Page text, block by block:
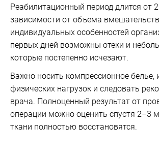
Реабилитационный период длится от
зависимости от объема
индивидуальных особенностей
первых дней возможны отеки и
которые постепенно исчезают.
Важно носить компрессионное белье,
физических нагрузок и следовать
врача. Полноценный результат от
операции можно оценить спустя 2–3
ткани полностью восстановятся.